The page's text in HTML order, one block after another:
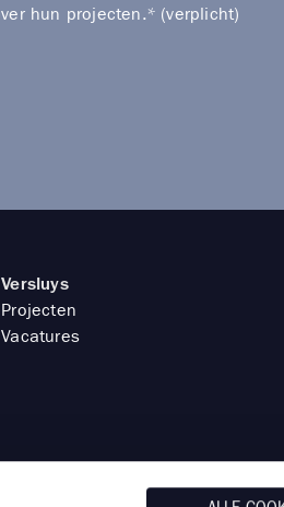
hun projecten.* (verplicht)
Versluys
Projecten
Vacatures